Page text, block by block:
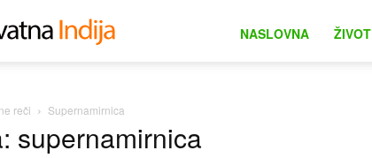
NASLOVNA ŽIVOT
reči Supernamirnica
supernamirnica